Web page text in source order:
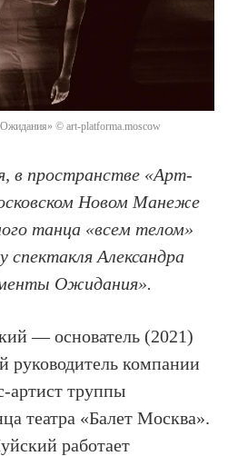
© art-platforma.moscow
в пространстве «Арт-
Новом Манеже
танца «всем телом»
спектакля Александра
Ожидания».
— основатель (2021)
руководитель компании
артист труппы
театра «Балет Москва».
работает